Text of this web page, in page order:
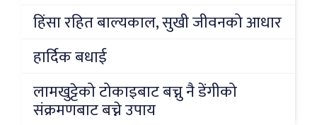
हिंसा रहित बाल्यकाल, सुखी जीवनको आधार
हार्दिक बधाई
लामखुट्टेको टोकाइबाट बच्नु नै डेंगीको
संक्रमणबाट बच्ने उपाय